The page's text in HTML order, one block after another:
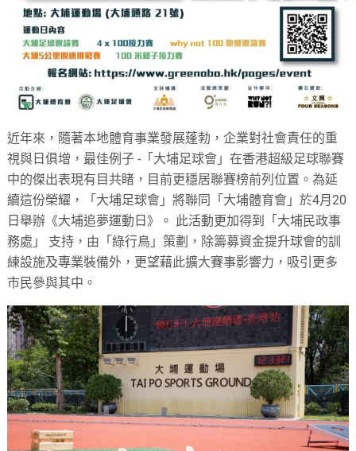
近年來，隨著本地體育事業發展蓬勃，企業對社會責任的重
視與日俱增​，​最佳例子 -「大埔足球會」在香港超級足球聯賽
中的傑出表現有目共睹，目前更穩居聯賽榜前列位置。為延
續這份榮耀，「大埔足球會」​將聯同「大埔體育會」於4月20
日舉辦《大埔追夢運動日》。 此活動更加得到「大埔民政事
務處」 支持，由「綠行鳥」策劃，除籌募資金提升球會的訓
練設施及專業裝備外，更望藉此擴大賽事影響力，吸引更多
市民參與其中。